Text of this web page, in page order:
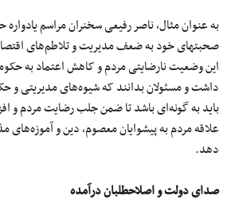
به عنوان مثال، ناصر رفیعی سخنران مراسم
این وضعیت نارضایتی مردم و کاهش اعتماد به
داشت و مسئولان بدانند که شیوه‌های مدیریتی و
باید به گونه‌ای باشد تا ضمن جلب رضایت مردم و
علاقه مردم به پیشوایان معصوم، دین و آموزه‌های
دهد.
صدای دولت و اصلاح‎طلبان درآمده